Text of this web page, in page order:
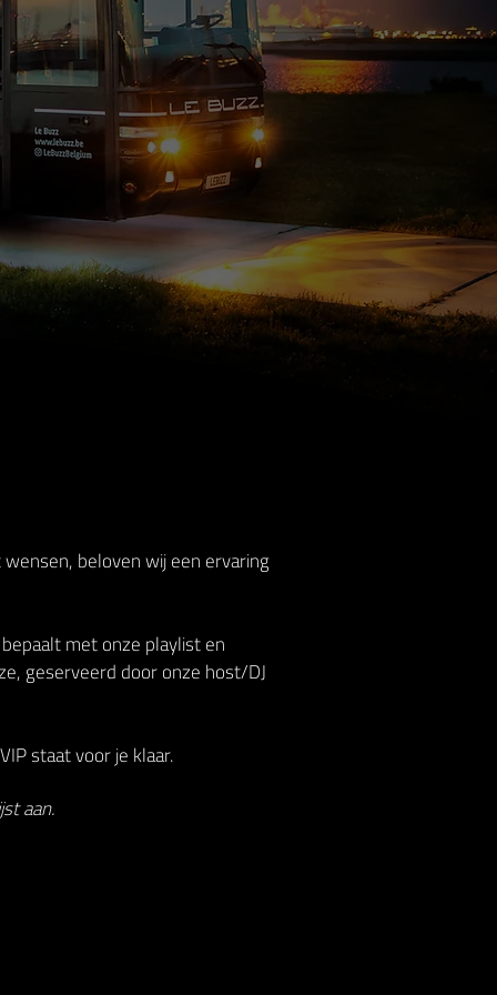
beloven wij een ervaring
met onze playlist en
geserveerd door onze host/DJ
staat voor je klaar.
aan.